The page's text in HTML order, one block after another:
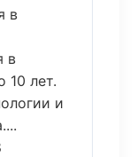
в
в
10 лет.
и